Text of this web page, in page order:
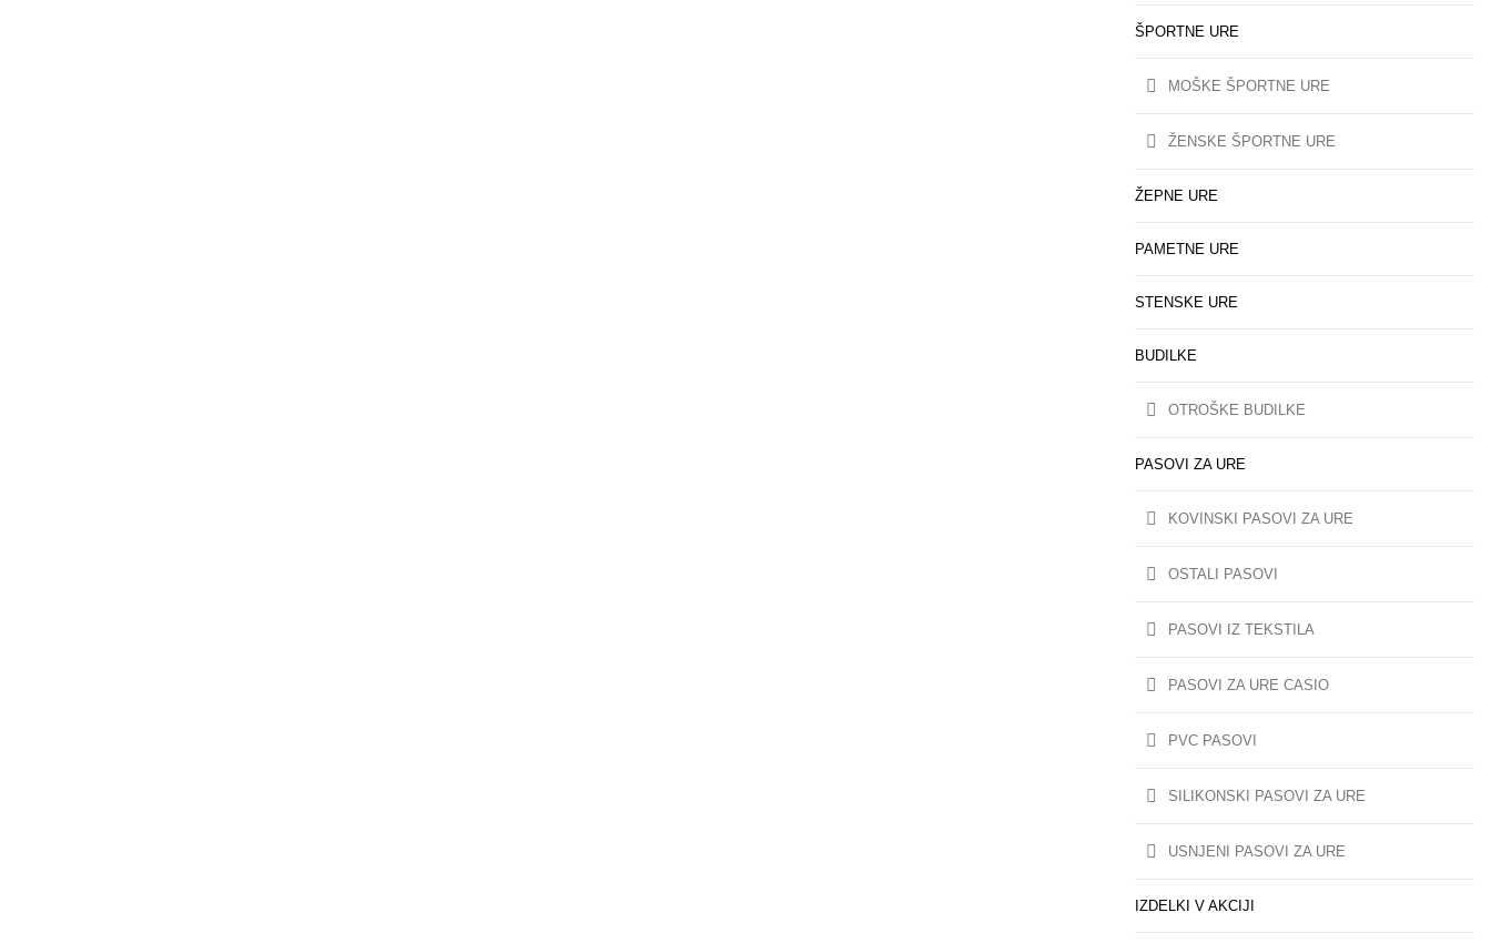
ŠPORTNE URE
MOŠKE ŠPORTNE URE
ŽENSKE ŠPORTNE URE
ŽEPNE URE
PAMETNE URE
STENSKE URE
BUDILKE
OTROŠKE BUDILKE
PASOVI ZA URE
KOVINSKI PASOVI ZA URE
OSTALI PASOVI
PASOVI IZ TEKSTILA
PASOVI ZA URE CASIO
PVC PASOVI
SILIKONSKI PASOVI ZA URE
USNJENI PASOVI ZA URE
IZDELKI V AKCIJI